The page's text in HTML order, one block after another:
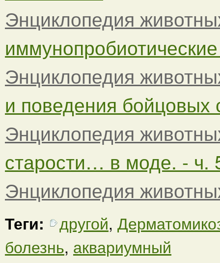
Энциклопедия
Энциклопедия
и поведения бойцовых
Энциклопедия
старости… в моде. - ч.
Энциклопедия
Теги: другой,
болезнь, аквариумный